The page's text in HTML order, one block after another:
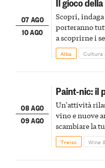
07 AGO
10 AGO
Scopri,
porteranno
a scoprirne i
Alba Cultura
08 AGO
09 AGO
Paint-nic: il
Un'attività
vino e nuove
scambiare la
Treiso Wine